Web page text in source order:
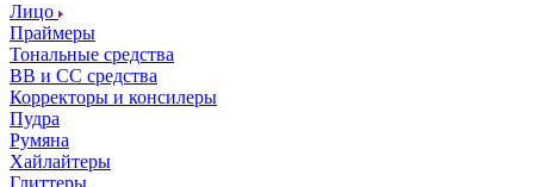
Лицо
Праймеры
Тональные средства
ВВ и СС средства
Корректоры и консилеры
Пудра
Румяна
Хайлайтеры